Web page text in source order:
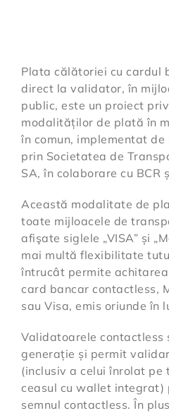
Plata călătoriei cu cardul
direct la validator, în
public, este un proiect
modalităților de plată în
în comun, implementat
prin Societatea de
SA, în colaborare cu BCR
Această modalitate de
toate mijloacele de
afişate siglele „VISA” și
mai multă flexibilitate
întrucât permite
card bancar contactless,
sau Visa, emis oriunde în
Validatoarele contactless
generație și permit
(inclusiv a celui înrolat pe
ceasul cu wallet integrat)
semnul contactless. În